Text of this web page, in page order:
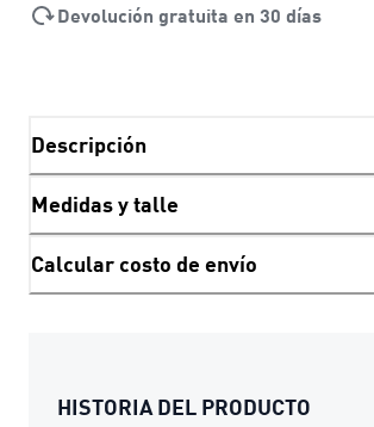
Devolución gratuita en 30 días
Descripción
Medidas y talle
Calcular costo de envío
HISTORIA DEL PRODUCTO